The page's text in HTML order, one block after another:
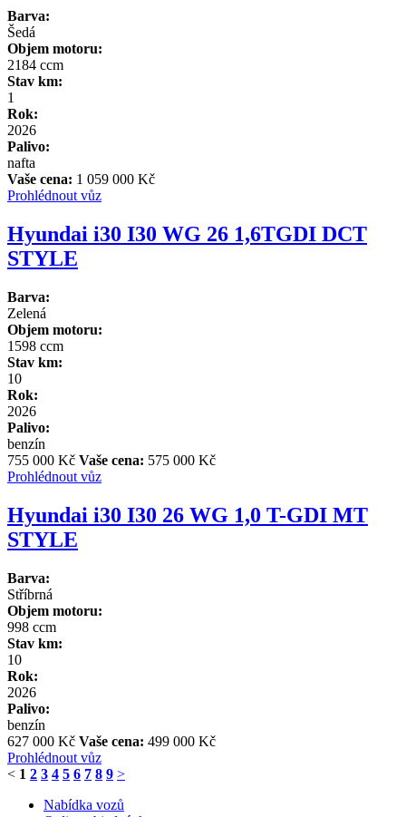
Barva:
Šedá
Objem motoru:
2184 ccm
Stav km:
1
Rok:
2026
Palivo:
nafta
Vaše cena: 1 059 000 Kč
Prohlédnout vůz
Hyundai i30 I30 WG 26 1,6TGDI DCT
STYLE
Barva:
Zelená
Objem motoru:
1598 ccm
Stav km:
10
Rok:
2026
Palivo:
benzín
755 000 Kč Vaše cena: 575 000 Kč
Prohlédnout vůz
Hyundai i30 I30 26 WG 1,0 T-GDI MT
STYLE
Barva:
Stříbrná
Objem motoru:
998 ccm
Stav km:
10
Rok:
2026
Palivo:
benzín
627 000 Kč Vaše cena: 499 000 Kč
Prohlédnout vůz
< 1 2 3 4 5 6 7 8 9 >
Nabídka vozů